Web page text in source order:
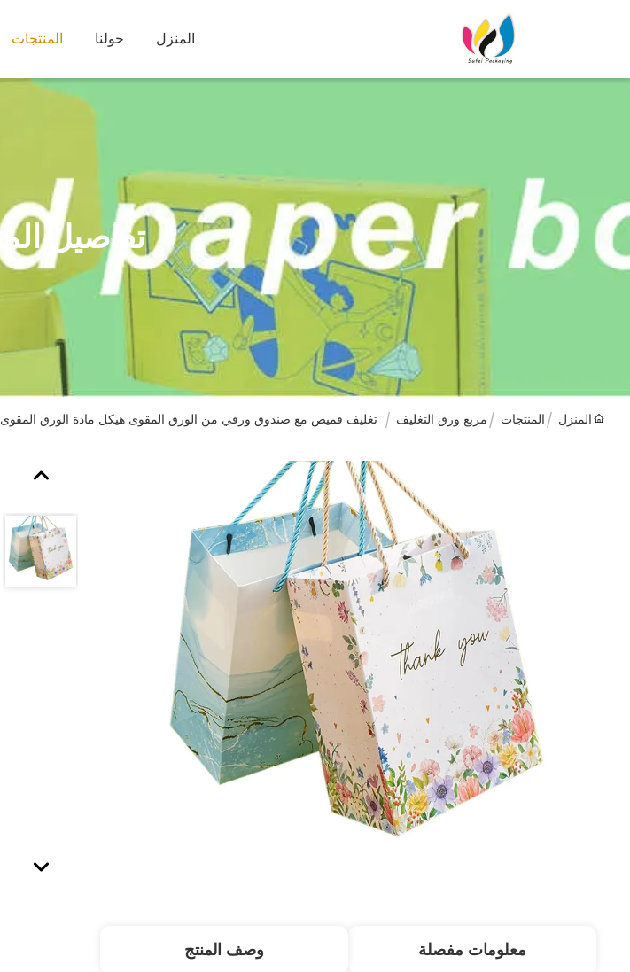
المنزل حولنا المنتجات
تفاصيل
المنزل المنتجات مربع ورق التغليف تغليف قميص مع صندوق ورقي من الورق المقوى هيكل مادة الورق المقوى
معلومات مفصلة وصف المنتج